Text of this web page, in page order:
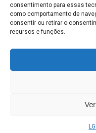
consentimento para essas
como comportamento de
consentir ou retirar o
recursos e funções.
MAPA DO SITE
SEDE DO